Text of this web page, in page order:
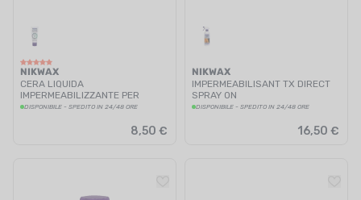
NIKWAX
CERA LIQUIDA
IMPERMEABILIZZANTE PER
PELLE
DISPONIBILE - SPEDITO IN 24/48 ORE
8,50 €
NIKWAX
IMPERMEABILISANT TX DIRECT
SPRAY ON
DISPONIBILE - SPEDITO IN 24/48 ORE
16,50 €